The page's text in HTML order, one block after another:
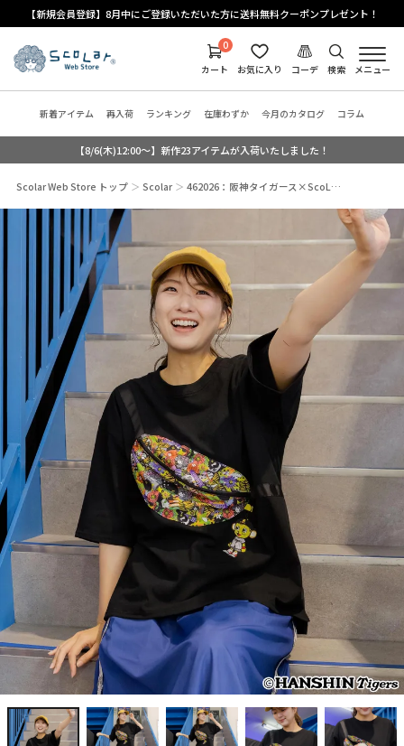
【新規会員登録】8月中にご登録いただいた方に送料無料クーポンプレゼント！
検索
コーデ
お気に入り
0
カート
メニュー
新着アイテム 再入荷 ランキング 在庫わずか 今月のカタログ コラム
【8/6(木)12:00～】新作23アイテムが入荷いたしました！
Scolar Web Store トップ Scolar 462026：阪神タイガース×ScoL…